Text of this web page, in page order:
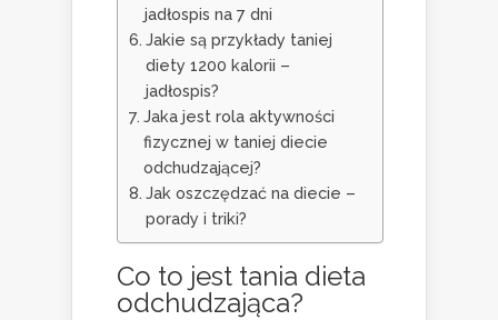
jadłospis na 7 dni
Jakie są przykłady taniej
diety 1200 kalorii –
jadłospis?
Jaka jest rola aktywności
fizycznej w taniej diecie
odchudzającej?
Jak oszczędzać na diecie –
porady i triki?
Co to jest tania dieta
odchudzająca?